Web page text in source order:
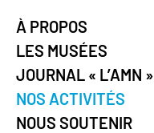
À PROPOS
LES MUSÉES
JOURNAL « L’AMN »
NOS ACTIVITÉS
NOUS SOUTENIR